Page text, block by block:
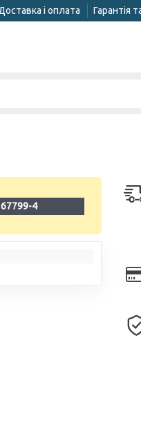
і оплата Гарантія
67799-4